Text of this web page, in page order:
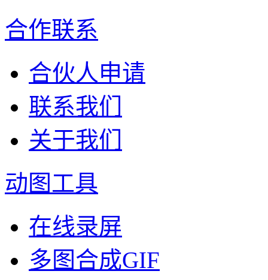
合作联系
合伙人申请
联系我们
关于我们
动图工具
在线录屏
多图合成GIF